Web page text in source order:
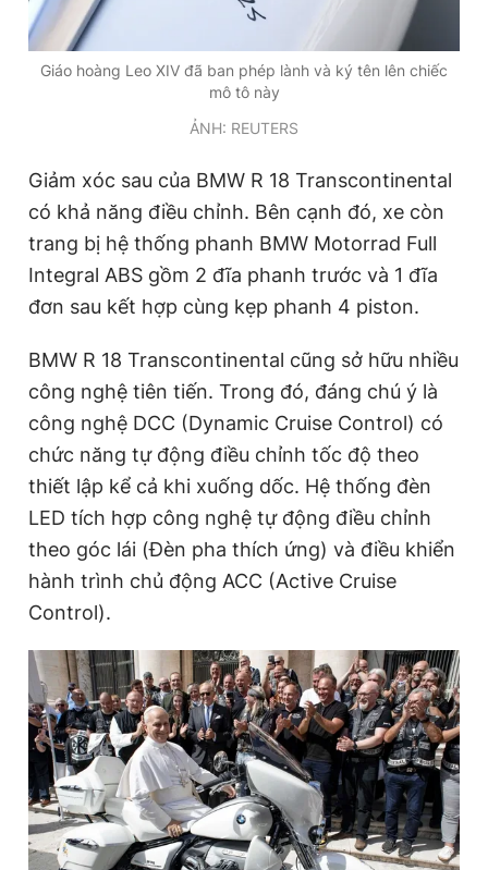
Giáo hoàng Leo XIV đã ban phép lành và ký tên lên chiếc
mô tô này
ẢNH: REUTERS
Giảm xóc sau của BMW R 18 Transcontinental
có khả năng điều chỉnh. Bên cạnh đó, xe còn
trang bị hệ thống phanh BMW Motorrad Full
Integral ABS gồm 2 đĩa phanh trước và 1 đĩa
đơn sau kết hợp cùng kẹp phanh 4 piston.
BMW R 18 Transcontinental cũng sở hữu nhiều
công nghệ tiên tiến. Trong đó, đáng chú ý là
công nghệ DCC (Dynamic Cruise Control) có
chức năng tự động điều chỉnh tốc độ theo
thiết lập kể cả khi xuống dốc. Hệ thống đèn
LED tích hợp công nghệ tự động điều chỉnh
theo góc lái (Đèn pha thích ứng) và điều khiển
hành trình chủ động ACC (Active Cruise
Control).